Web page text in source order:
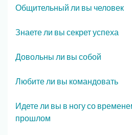
Общительный ли вы человек
Знаете ли вы секрет успеха
Довольны ли вы собой
Любите ли вы командовать
Идете ли вы в ногу со
прошлом